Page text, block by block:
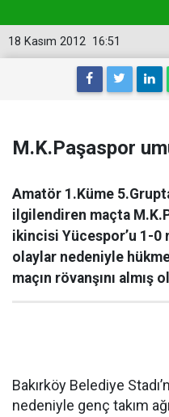
16:51
18 Kasım 2012
M.K.Paşaspor
Amatör 1.Küme
ilgilendiren maçta
ikincisi Yücespor’u 1-0
olaylar nedeniyle
maçın rövanşını almış
Bakırköy Belediye
nedeniyle genç takım